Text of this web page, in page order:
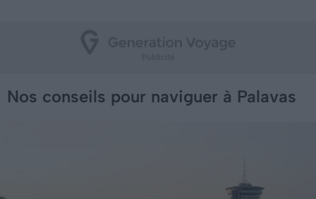
Nos conseils pour naviguer à Palavas